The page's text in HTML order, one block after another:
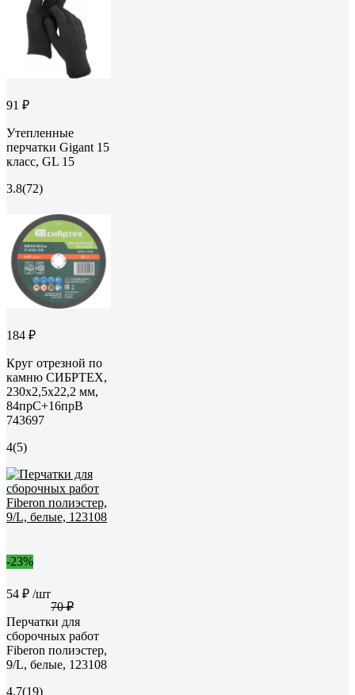
91 ₽
Утепленные
перчатки Gigant 15
класс, GL 15
3.8(72)
184 ₽
Круг отрезной по
камню СИБРТЕХ,
230x2,5x22,2 мм,
84прC+16прB
743697
4(5)
-23%
54 ₽ /шт
70 ₽
Перчатки для
сборочных работ
Fiberon полиэстер,
9/L, белые, 123108
4.7(19)